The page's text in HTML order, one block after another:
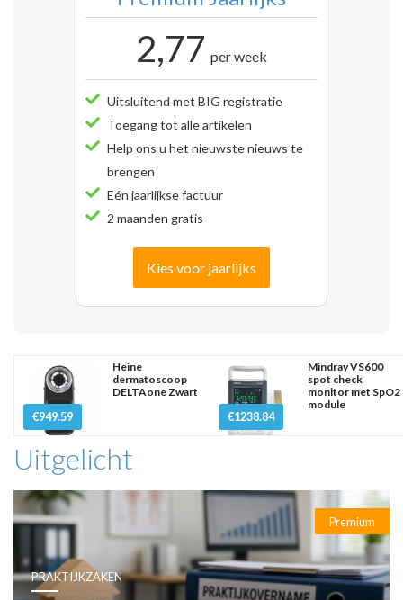
2,77 per week
Uitsluitend met BIG registratie
Toegang tot alle artikelen
Help ons u het nieuwste nieuws te
brengen
Eén jaarlijkse factuur
2 maanden gratis
Kies voor jaarlijks
€949.59
Heine
dermatoscoop
DELTAone Zwart
€1238.84
Mindray VS600
spot check
monitor met SpO2
module
Uitgelicht
Premium
PRAKTIJKZAKEN